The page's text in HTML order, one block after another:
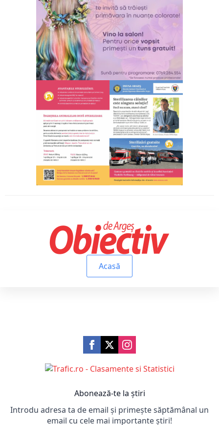
Acasă
Abonează-te la știri
Introdu adresa ta de email și primește săptămânal un
email cu cele mai importante știri!